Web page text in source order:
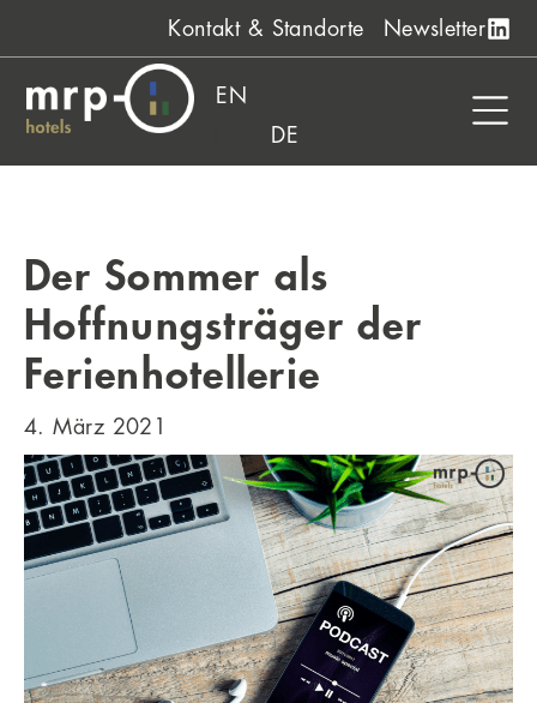
Kontakt & Standorte Newsletter
EN
DE
Der Sommer als
Hoffnungsträger der
Ferienhotellerie
4. März 2021